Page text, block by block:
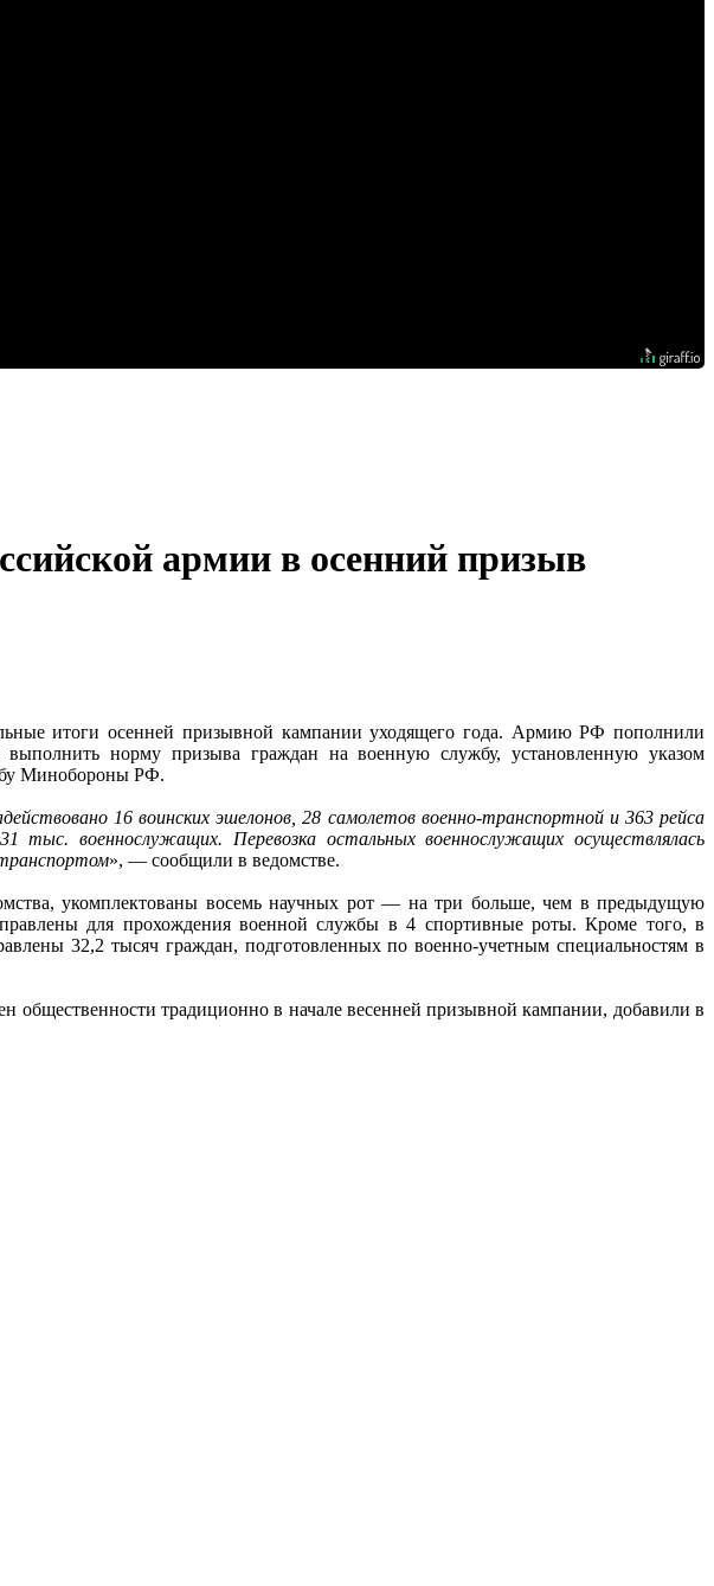
армии в осенний призыв
итоги осенней призывной кампании уходящего года. Армию РФ пополнили
норму призыва граждан на военную службу, установленную указом
Минобороны РФ.
16 воинских эшелонов, 28 самолетов военно-транспортной и 363 рейса
тыс. военнослужащих. Перевозка остальных военнослужащих осуществлялась
», — сообщили в ведомстве.
укомплектованы восемь научных рот — на три больше, чем в предыдущую
для прохождения военной службы в 4 спортивные роты. Кроме того, в
32,2 тысяч граждан, подготовленных по военно-учетным специальностям в
общественности традиционно в начале весенней призывной кампании, добавили в